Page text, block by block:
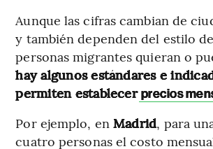
Aunque las cifras cambian de
y también dependen del estilo
personas migrantes quieran o
hay algunos estándares e
permiten establecer precios
Por ejemplo, en Madrid, para
cuatro personas el costo